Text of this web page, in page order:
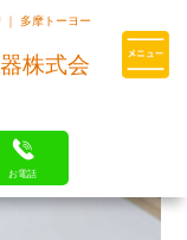
｜ 多摩トーヨー
株式会
お電話